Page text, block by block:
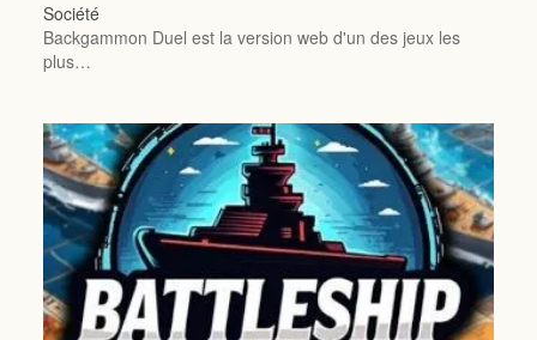
Société
Backgammon Duel est la version web d'un des jeux les
plus…